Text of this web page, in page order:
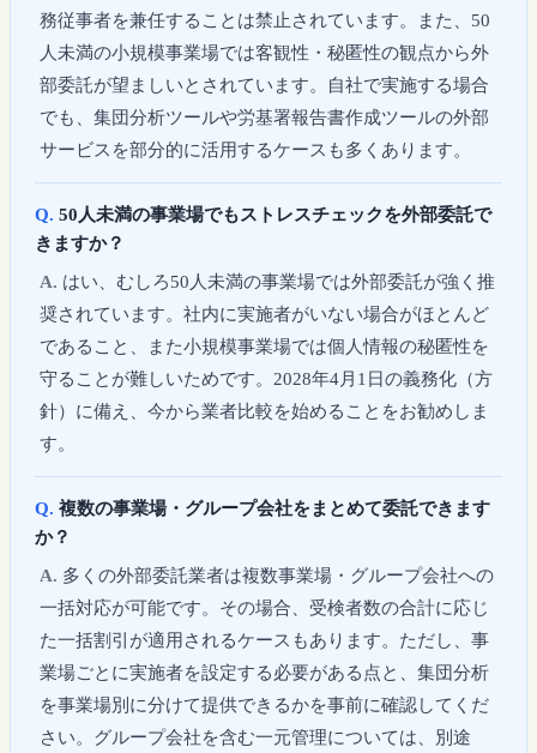
務従事者を兼任することは禁止されています。また、50
人未満の小規模事業場では客観性・秘匿性の観点から外
部委託が望ましいとされています。自社で実施する場合
でも、集団分析ツールや労基署報告書作成ツールの外部
サービスを部分的に活用するケースも多くあります。
50人未満の事業場でもストレスチェックを外部委託で
きますか？
はい、むしろ50人未満の事業場では外部委託が強く推
奨されています。社内に実施者がいない場合がほとんど
であること、また小規模事業場では個人情報の秘匿性を
守ることが難しいためです。2028年4月1日の義務化（方
針）に備え、今から業者比較を始めることをお勧めしま
す。
複数の事業場・グループ会社をまとめて委託できます
か？
多くの外部委託業者は複数事業場・グループ会社への
一括対応が可能です。その場合、受検者数の合計に応じ
た一括割引が適用されるケースもあります。ただし、事
業場ごとに実施者を設定する必要がある点と、集団分析
を事業場別に分けて提供できるかを事前に確認してくだ
さい。グループ会社を含む一元管理については、別途